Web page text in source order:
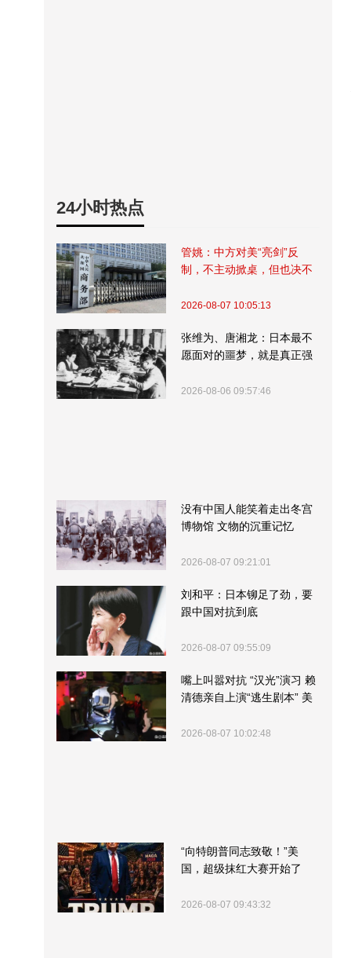
24小时热点
管姚：中方对美“亮剑”反
制，不主动掀桌，但也决不
2026-08-07 10:05:13
张维为、唐湘龙：日本最不
愿面对的噩梦，就是真正强
2026-08-06 09:57:46
没有中国人能笑着走出冬宫
博物馆 文物的沉重记忆
2026-08-07 09:21:01
刘和平：日本铆足了劲，要
跟中国对抗到底
2026-08-07 09:55:09
嘴上叫嚣对抗 “汉光”演习 赖
清德亲自上演“逃生剧本” 美
2026-08-07 10:02:48
“向特朗普同志致敬！”美
国，超级抹红大赛开始了
2026-08-07 09:43:32